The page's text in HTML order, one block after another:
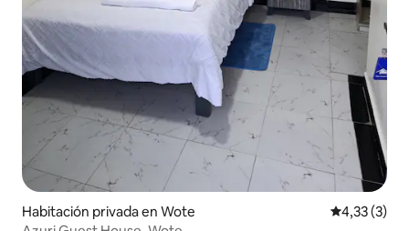
Habitación privada en Wote Calificación
4,33 (3)